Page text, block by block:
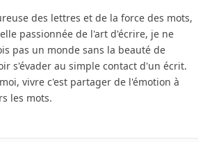
des lettres et de la force des mots,
passionnée de l'art d'écrire, je ne
pas un monde sans la beauté de
s'évader au simple contact d'un écrit.
vivre c'est partager de l'émotion à
les mots.